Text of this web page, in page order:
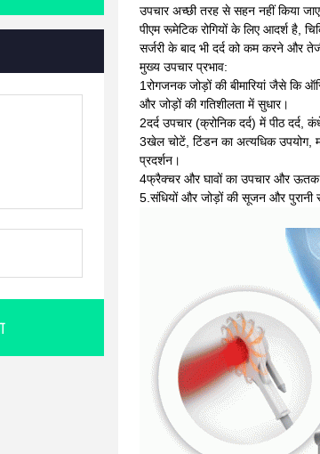
उपचार अच्छी तरह से सहन नहीं किया
पीएम रूमेटिक रोगियों के लिए आदर्श
सर्जरी के बाद भी दर्द को कम करने और
मुख्य उपचार प्रभाव:
1रोगजनक जोड़ों की बीमारियां जैसे कि
और जोड़ों की गतिशीलता में सुधार।
2दर्द उपचार (क्रोनिक दर्द) में पीठ दर्द,
3खेल चोटें, टिंडन का अत्यधिक उपयोग,
प्रदर्शन।
4फ्रैक्चर और घावों का उपचार और ऊतक
5.संधियों और जोड़ों की सूजन और